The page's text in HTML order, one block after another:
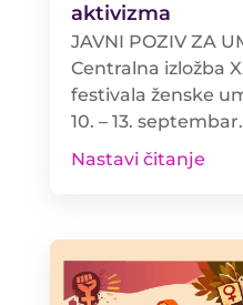
aktivizma
JAVNI POZIV ZA
Centralna izložba
festivala ženske
10. – 13.
Nastavi čitanje